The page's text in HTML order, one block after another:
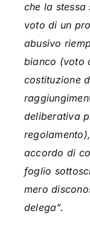
che la
voto di un
abusivo
bianco (voto
costituzione
deliberativa
accordo di
foglio
mero
delega”.